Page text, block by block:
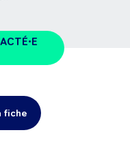
fiche